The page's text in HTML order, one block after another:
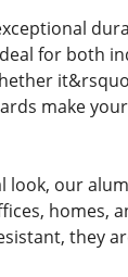
for both
make
look, our
homes,
they